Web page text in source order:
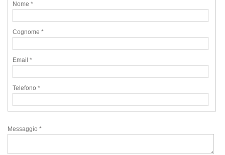
Nome *
Cognome *
Email *
Telefono *
Messaggio *